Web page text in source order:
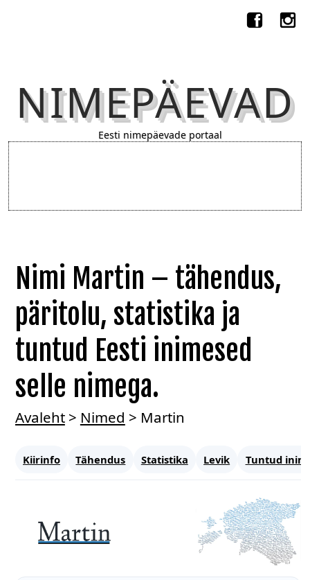
NIMEPÄEVAD
Eesti nimepäevade portaal
Nimi Martin – tähendus,
päritolu, statistika ja
tuntud Eesti inimesed
selle nimega.
Avaleht> Nimed > Martin
Kiirinfo Tähendus Statistika Levik Tuntud